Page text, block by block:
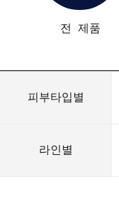
전 제품
피부타입별
라인별